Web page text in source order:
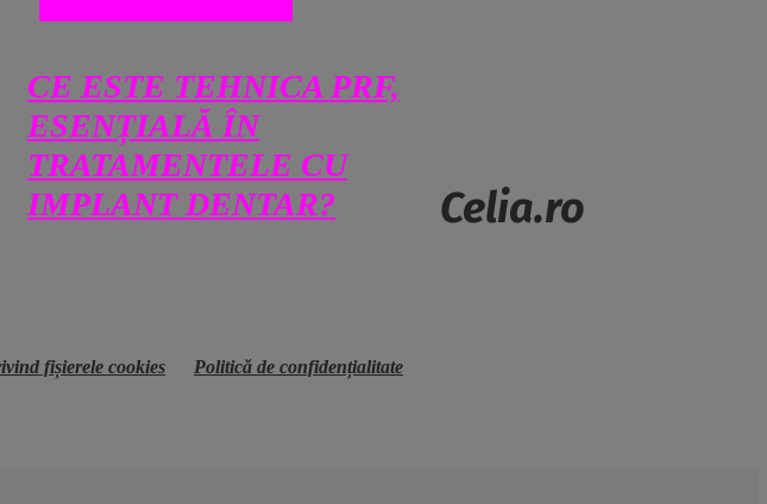
CE ESTE TEHNICA PRF,
ESENȚIALĂ ÎN
TRATAMENTELE CU
IMPLANT DENTAR?
Celia.ro
fișierele cookies Politică de confidențialitate